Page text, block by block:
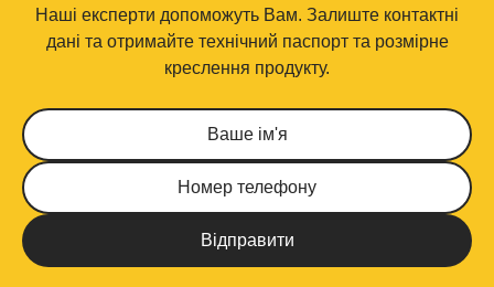
Наші експерти допоможуть Вам. Залиште контактні
дані та отримайте технічний паспорт та розмірне
креслення продукту.